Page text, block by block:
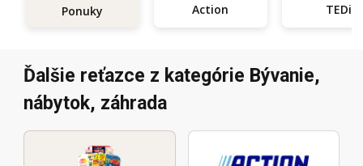
Ponuky Action TEDi
Ďalšie reťazce z kategórie Bývanie,
nábytok, záhrada